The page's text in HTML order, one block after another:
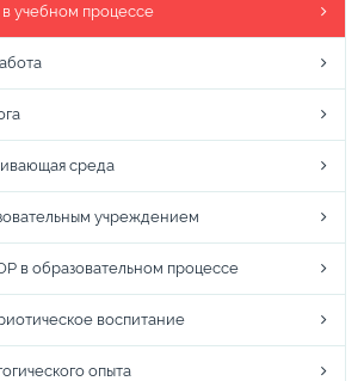
учебном процессе
среда
учреждением
в образовательном процессе
воспитание
опыта